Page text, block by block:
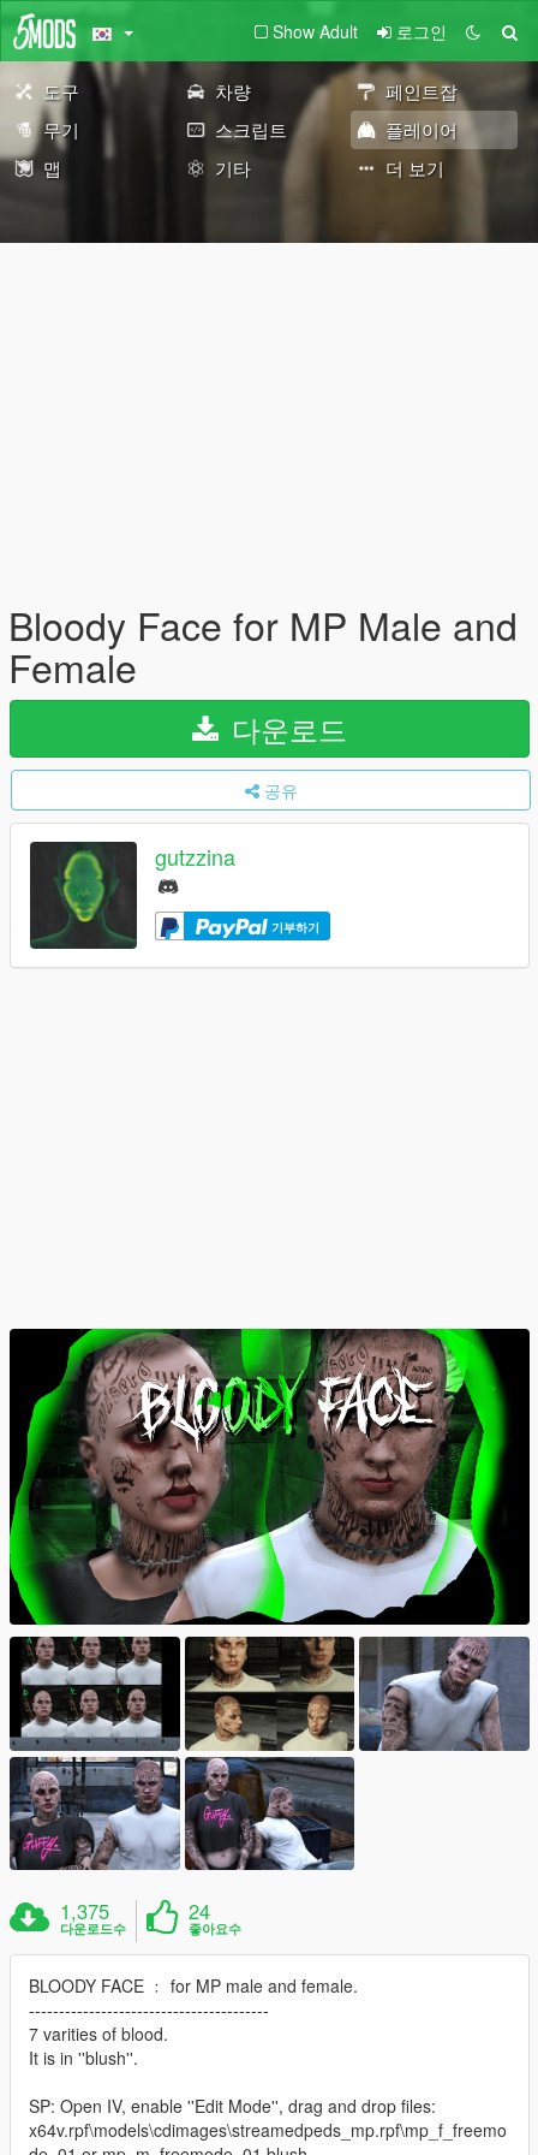
Show Adult 로그인
도구 차량
페인트잡
무기
스크립트
플레이어
맵
기타 더 보기
Bloody Face for MP Male and
Female
다운로드
공유
gutzzina
기부하기
1,375
다운로드수
24
좋아요수
BLOODY FACE ﹕ for MP male and female.
----------------------------------------
7 varities of blood.
It is in ''blush''.
SP: Open IV, enable ''Edit Mode'', drag and drop files:
x64v.rpf\models\cdimages\streamedpeds_mp.rpf\mp_f_freemo